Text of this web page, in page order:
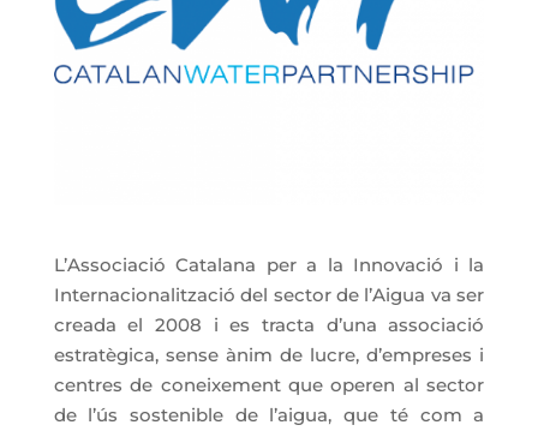
L’Associació Catalana per a la Innovació i la
Internacionalització del sector de l’Aigua va ser
creada el 2008 i es tracta d’una associació
estratègica, sense ànim de lucre, d’empreses i
centres de coneixement que operen al sector
de l’ús sostenible de l’aigua, que té com a